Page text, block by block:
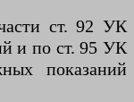
ст. 92 УК
и по ст. 95 УК
показаний